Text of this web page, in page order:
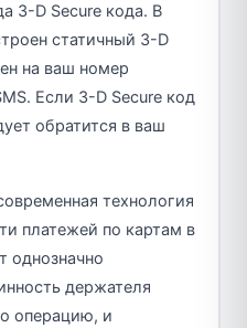
3-D Secure кода. В
статичный 3-D
на ваш номер
Если 3-D Secure код
обратится в ваш
технология
платежей по картам в
однозначно
держателя
операцию, и